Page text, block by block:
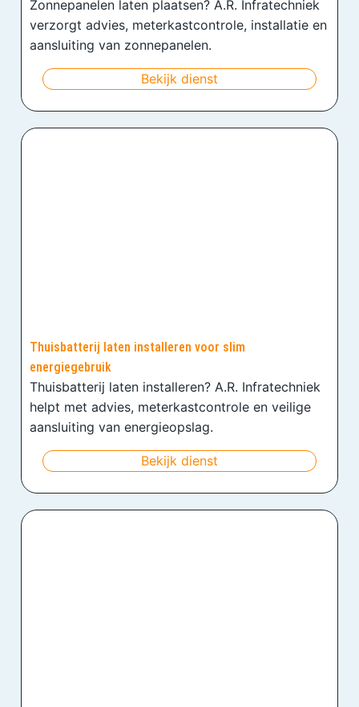
Zonnepanelen laten plaatsen? A.R. Infratechniek
verzorgt advies, meterkastcontrole, installatie en
aansluiting van zonnepanelen.
Bekijk dienst
Thuisbatterij laten installeren voor slim
energiegebruik
Thuisbatterij laten installeren? A.R. Infratechniek
helpt met advies, meterkastcontrole en veilige
aansluiting van energieopslag.
Bekijk dienst